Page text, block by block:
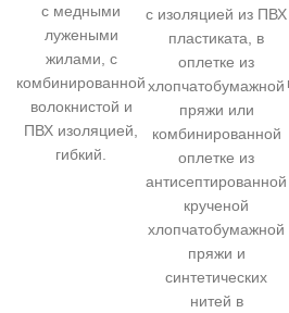
с медными
лужеными
жилами, с
комбинированной
волокнистой и
ПВХ изоляцией,
гибкий.
с изоляцией из ПВХ
пластиката, в
оплетке из
хлопчатобумажной
пряжи или
комбинированной
оплетке из
антисептированной
крученой
хлопчатобумажной
пряжи и
синтетических
нитей в